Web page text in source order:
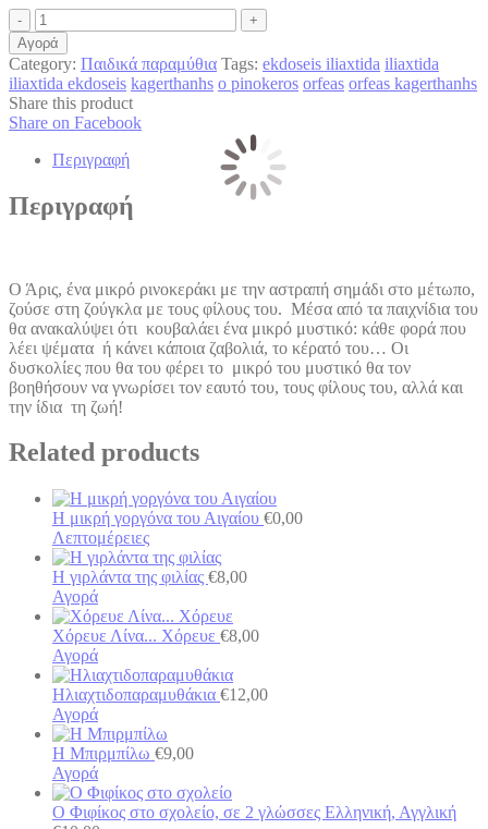
Ο
Πινόκερος
quantity
Αγορά
Category: Παιδικά παραμύθια Tags: ekdoseis iliaxtida iliaxtida
iliaxtida ekdoseis kagerthanhs o pinokeros orfeas orfeas kagerthanhs
Share this product
Share on FacebookShare
Περιγραφή
Περιγραφή
Ο Άρις, ένα μικρό ρινοκεράκι με την αστραπή σημάδι στο μέτωπο,
ζούσε στη ζούγκλα με τους φίλους του. Μέσα από τα παιχνίδια του
θα ανακαλύψει ότι κουβαλάει ένα μικρό μυστικό: κάθε φορά που
λέει ψέματα ή κάνει κάποια ζαβολιά, το κέρατό του… Οι
δυσκολίες που θα του φέρει το μικρό του μυστικό θα τον
βοηθήσουν να γνωρίσει τον εαυτό του, τους φίλους του, αλλά και
την ίδια τη ζωή!
Related products
Η μικρή γοργόνα του Αιγαίου €0,00
Λεπτομέρειες
Η γιρλάντα της φιλίας €8,00
Αγορά
Χόρευε Λίνα... Χόρευε €8,00
Αγορά
Ηλιαχτιδοπαραμυθάκια €12,00
Αγορά
Η Μπιρμπίλω €9,00
Αγορά
Ο Φιφίκος στο σχολείο, σε 2 γλώσσες Ελληνική, Αγγλική